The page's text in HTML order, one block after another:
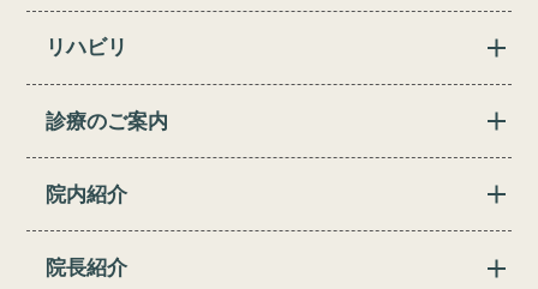
リハビリ
診療のご案内
院内紹介
院長紹介